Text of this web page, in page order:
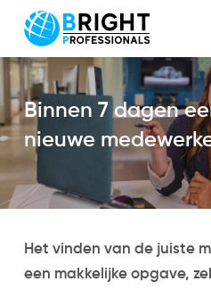
main
content
Binnen 7 dagen
nieuwe
Het vinden van de juiste
een makkelijke opgave,